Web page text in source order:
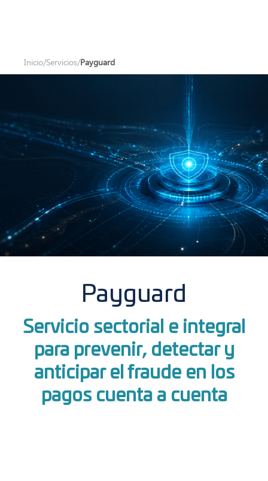
Inicio/Servicios/Payguard
Payguard
Servicio sectorial e integral
para prevenir, detectar y
anticipar el fraude en los
pagos cuenta a cuenta